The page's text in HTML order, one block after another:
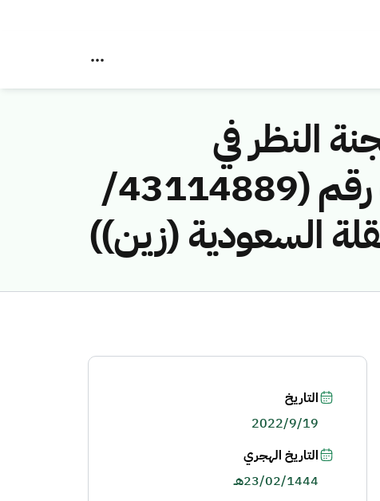
النظر في
مخالفات نظام الاتصالات وتقنية المعلومات رقم (43114889/
التاريخ
2022/9/19
التاريخ الهجري
23/02/1444هـ